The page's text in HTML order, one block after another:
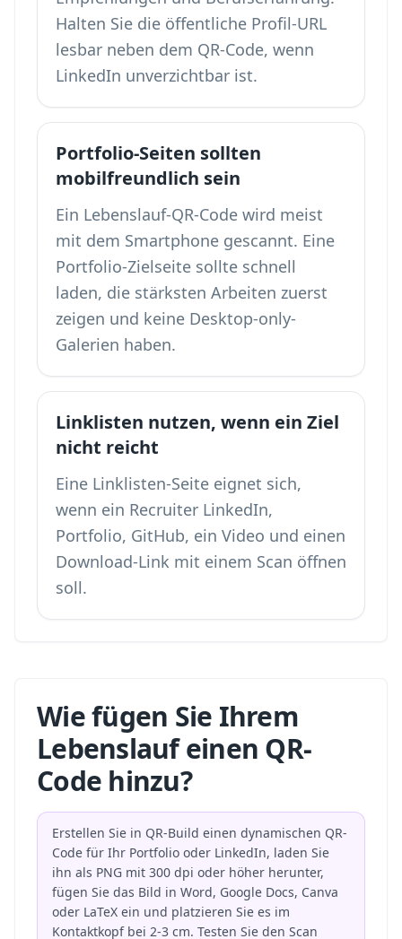
Halten Sie die öffentliche Profil-URL
lesbar neben dem QR-Code, wenn
LinkedIn unverzichtbar ist.
Portfolio-Seiten sollten
mobilfreundlich sein
Ein Lebenslauf-QR-Code wird meist
mit dem Smartphone gescannt. Eine
Portfolio-Zielseite sollte schnell
laden, die stärksten Arbeiten zuerst
zeigen und keine Desktop-only-
Galerien haben.
Linklisten nutzen, wenn ein Ziel
nicht reicht
Eine Linklisten-Seite eignet sich,
wenn ein Recruiter LinkedIn,
Portfolio, GitHub, ein Video und einen
Download-Link mit einem Scan öffnen
soll.
Wie fügen Sie Ihrem
Lebenslauf einen QR-
Code hinzu?
Erstellen Sie in QR-Build einen dynamischen QR-
Code für Ihr Portfolio oder LinkedIn, laden Sie
ihn als PNG mit 300 dpi oder höher herunter,
fügen Sie das Bild in Word, Google Docs, Canva
oder LaTeX ein und platzieren Sie es im
Kontaktkopf bei 2-3 cm. Testen Sie den Scan